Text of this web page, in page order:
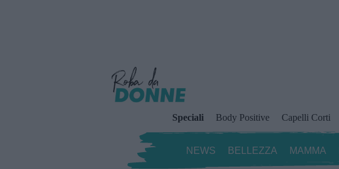
Speciali Body Positive Capelli Corti
NEWS BELLEZZA MAMMA